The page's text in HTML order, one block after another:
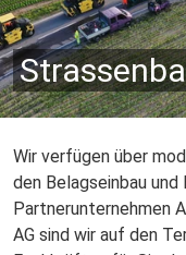
Wir verfügen über
den Belagseinbau und
Partnerunternehmen
AG sind wir auf den